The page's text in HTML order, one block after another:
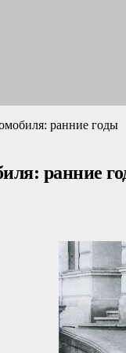
ранние годы
ранние